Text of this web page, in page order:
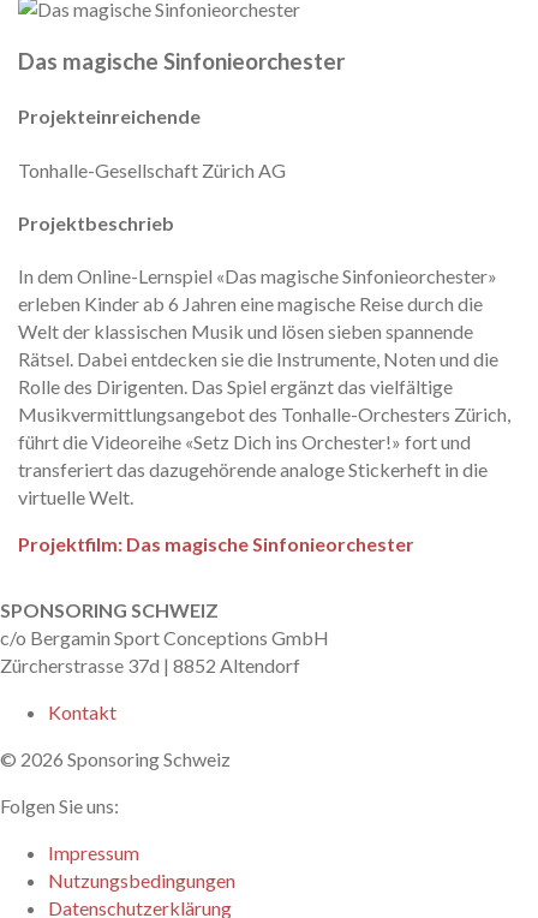
Das magische Sinfonieorchester
Projekteinreichende
Tonhalle-Gesellschaft Zürich AG
Projektbeschrieb
In dem Online-Lernspiel «Das magische Sinfonieorchester»
erleben Kinder ab 6 Jahren eine magische Reise durch die
Welt der klassischen Musik und lösen sieben spannende
Rätsel. Dabei entdecken sie die Instrumente, Noten und die
Rolle des Dirigenten. Das Spiel ergänzt das vielfältige
Musikvermittlungsangebot des Tonhalle-Orchesters Zürich,
führt die Videoreihe «Setz Dich ins Orchester!» fort und
transferiert das dazugehörende analoge Stickerheft in die
virtuelle Welt.
Projektfilm: Das magische Sinfonieorchester
SPONSORING SCHWEIZ
c/o Bergamin Sport Conceptions GmbH
Zürcherstrasse 37d | 8852 Altendorf
Kontakt
© 2026 Sponsoring Schweiz
Folgen Sie uns:
LinkedinImpressum
Nutzungsbedingungen
Datenschutzerklärung